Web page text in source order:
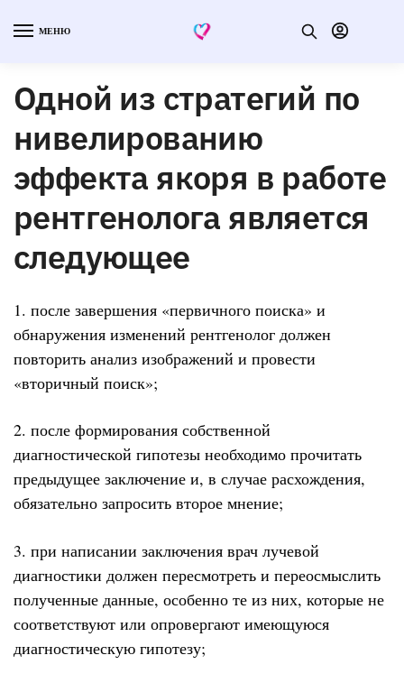
МЕНЮ
Одной из стратегий по
нивелированию
эффекта якоря в работе
рентгенолога является
следующее
1. после завершения «первичного поиска» и
обнаружения изменений рентгенолог должен
повторить анализ изображений и провести
«вторичный поиск»;
2. после формирования собственной
диагностической гипотезы необходимо прочитать
предыдущее заключение и, в случае расхождения,
обязательно запросить второе мнение;
3. при написании заключения врач лучевой
диагностики должен пересмотреть и переосмыслить
полученные данные, особенно те из них, которые не
соответствуют или опровергают имеющуюся
диагностическую гипотезу;